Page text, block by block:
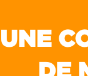
UNE
DE